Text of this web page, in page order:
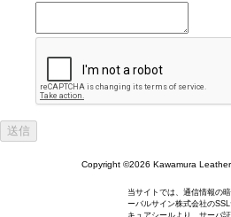
Copyright ©2026 Kawamura
当サイトでは、通信情報の
ーバルサイン株式会社の